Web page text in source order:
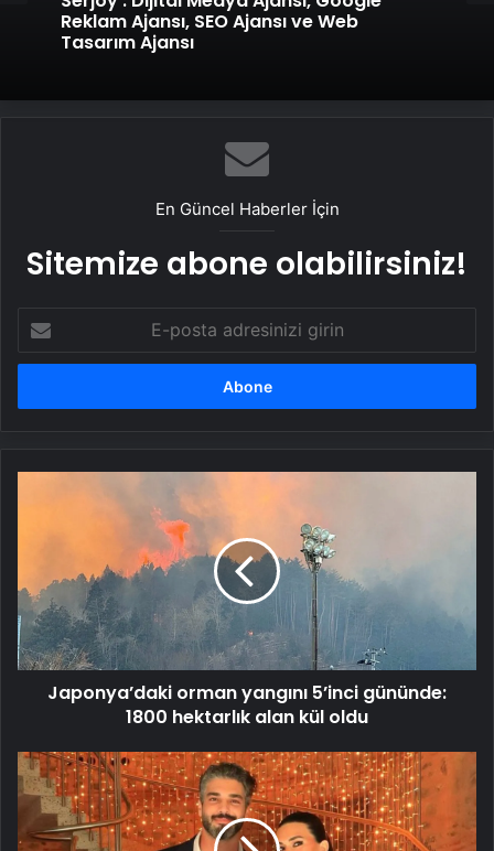
Serjoy : Dijital Medya Ajansı, Google
Reklam Ajansı, SEO Ajansı ve Web
Genel
UETDS Nedir ? Uetds.com İle Akıllı Dijital
Taşımacılık Yazılımı
En Güncel Haberler İçin
Sitemize abone olabilirsiniz!
posta
adresinizi
gününde:
1800
hektarlık
alan
kül
Japonya’daki orman yangını 5’inci gününde:
1800 hektarlık alan kül oldu
Sibil
Çetinkaya'dan
ihanet
açıklaması